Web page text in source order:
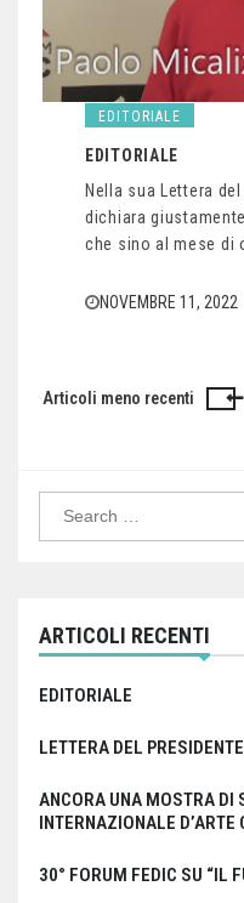
EDITORIALE
EDITORIALE
Nella sua Lettera
dichiara
che sino al mese di
NOVEMBRE 11, 2022
Navigazione
Articoli meno recenti
ARTICOLI RECENTI
EDITORIALE
LETTERA DEL PRESIDENTE
ANCORA UNA MOSTRA DI
INTERNAZIONALE
30° FORUM FEDIC SU “IL